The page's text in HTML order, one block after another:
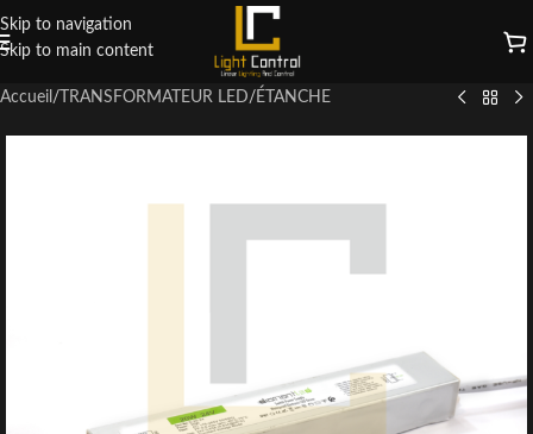
Skip to navigation
Skip to main content
Accueil / TRANSFORMATEUR LED/ ÉTANCHE